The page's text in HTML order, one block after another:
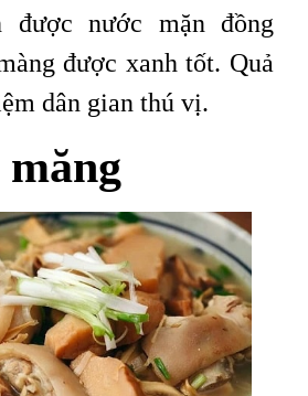
được nước mặn đồng
được xanh tốt. Quả
dân gian thú vị.